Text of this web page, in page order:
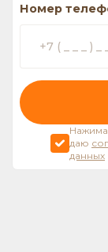
Номер
даю
данных